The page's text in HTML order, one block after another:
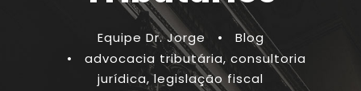
Equipe Dr. Jorge •
Blog
•
advocacia tributária, consultoria
jurídica, legislação fiscal